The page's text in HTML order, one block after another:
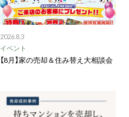
2026.8.3
イベント
【8月】家の売却＆住み替え大相談会